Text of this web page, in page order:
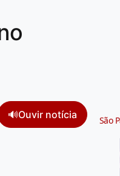
🔊Ouvir notícia São